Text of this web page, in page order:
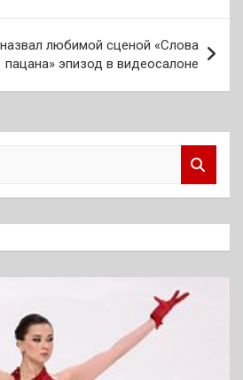
любимой сценой «Слова
пацана» эпизод в видеосалоне